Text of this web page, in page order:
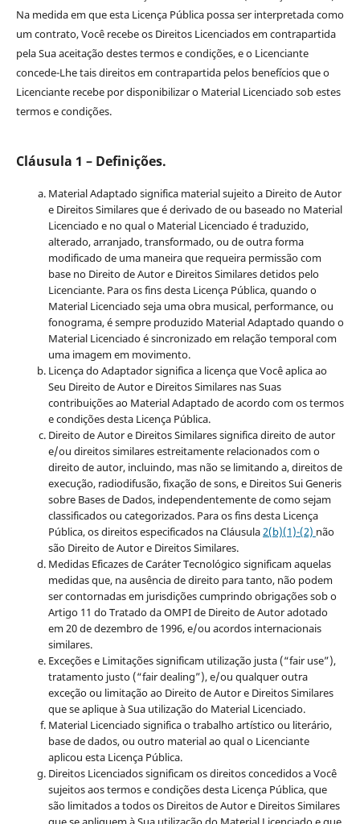
Na medida em que esta Licença Pública possa ser interpretada como
um contrato, Você recebe os Direitos Licenciados em contrapartida
pela Sua aceitação destes termos e condições, e o Licenciante
concede-Lhe tais direitos em contrapartida pelos benefícios que o
Licenciante recebe por disponibilizar o Material Licenciado sob estes
termos e condições.
Cláusula 1 – Definições.
Material Adaptado significa material sujeito a Direito de Autor
e Direitos Similares que é derivado de ou baseado no Material
Licenciado e no qual o Material Licenciado é traduzido,
alterado, arranjado, transformado, ou de outra forma
modificado de uma maneira que requeira permissão com
base no Direito de Autor e Direitos Similares detidos pelo
Licenciante. Para os fins desta Licença Pública, quando o
Material Licenciado seja uma obra musical, performance, ou
fonograma, é sempre produzido Material Adaptado quando o
Material Licenciado é sincronizado em relação temporal com
uma imagem em movimento.
Licença do Adaptador significa a licença que Você aplica ao
Seu Direito de Autor e Direitos Similares nas Suas
contribuições ao Material Adaptado de acordo com os termos
e condições desta Licença Pública.
Direito de Autor e Direitos Similares significa direito de autor
e/ou direitos similares estreitamente relacionados com o
direito de autor, incluindo, mas não se limitando a, direitos de
execução, radiodifusão, fixação de sons, e Direitos Sui Generis
sobre Bases de Dados, independentemente de como sejam
classificados ou categorizados. Para os fins desta Licença
Pública, os direitos especificados na Cláusula2(b)(1)-(2) não
são Direito de Autor e Direitos Similares.
Medidas Eficazes de Caráter Tecnológico significam aquelas
medidas que, na ausência de direito para tanto, não podem
ser contornadas em jurisdições cumprindo obrigações sob o
Artigo 11 do Tratado da OMPI de Direito de Autor adotado
em 20 de dezembro de 1996, e/ou acordos internacionais
similares.
Exceções e Limitações significam utilização justa (“fair use”),
tratamento justo (“fair dealing”), e/ou qualquer outra
exceção ou limitação ao Direito de Autor e Direitos Similares
que se aplique à Sua utilização do Material Licenciado.
Material Licenciado significa o trabalho artístico ou literário,
base de dados, ou outro material ao qual o Licenciante
aplicou esta Licença Pública.
Direitos Licenciados significam os direitos concedidos a Você
sujeitos aos termos e condições desta Licença Pública, que
são limitados a todos os Direitos de Autor e Direitos Similares